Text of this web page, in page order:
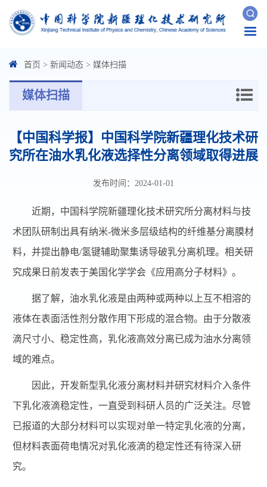
首页 > 新闻动态 > 媒体扫描
媒体扫描
【中国科学报】中国科学院新疆理化技术研
究所在油水乳化液选择性分离领域取得进展
发布时间：2024-01-01
近期，中国科学院新疆理化技术研究所分离材料与技
术团队研制出具有纳米-微米多层级结构的纤维基分离膜材
料，并提出静电/氢键辅助聚集诱导破乳分离机理。相关研
究成果日前发表于美国化学学会《应用高分子材料》。
据了解，油水乳化液是由两种或两种以上互不相溶的
液体在表面活性剂分散作用下形成的混合物。由于分散液
滴尺寸小、稳定性高，乳化液高效分离已成为油水分离领
域的难点。
因此，开发新型乳化液分离材料并研究材料介入条件
下乳化液滴稳定性，一直受到科研人员的广泛关注。尽管
已报道的大部分材料可以实现对单一特定乳化液的分离，
但材料表面荷电情况对乳化液滴的稳定性还有待深入研
究。